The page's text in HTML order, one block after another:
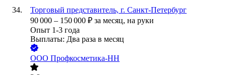
Торговый представитель, г. Санкт-Петербург
90 000 – 150 000 ₽ за месяц, на руки
Опыт 1-3 года
Выплаты: Два раза в месяц
ООО Профкосметика-НН